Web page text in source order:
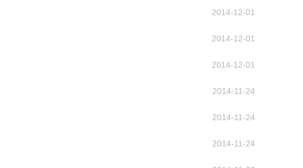
2014-12-01
2014-12-01
2014-12-01
2014-11-24
2014-11-24
2014-11-24